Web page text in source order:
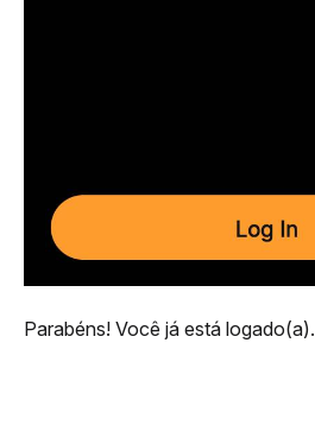
Parabéns! Você já está logado(a).